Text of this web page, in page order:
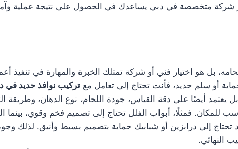
شركة متخصصة في دبي يساعدك في الحصول على نتيجة عملية
هو اختيار فني أو شركة تمتلك الخبرة والمهارة في تنفيذ
أو سلم حديد، فأنت تحتاج إلى تعامل مع تركيب نوافذ حديد في
يعتمد أيضًا على دقة القياس، جودة اللحام، نوع الدهان، وطريقة
فمثلًا، أبواب الفلل تحتاج إلى تصميم فخم وقوي، بينما
تحتاج إلى درابزين أو شبابيك حماية بتصميم بسيط وأنيق. لذلك
النهائي.